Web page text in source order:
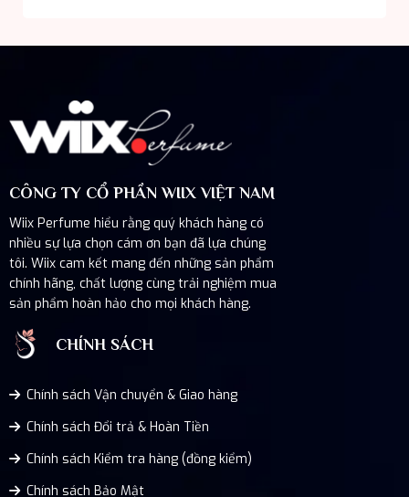
CÔNG TY CỔ PHẦN WIIX VIỆT NAM
Wiix Perfume hiểu rằng quý khách hàng có
nhiều sự lựa chọn cám ơn bạn đã lựa chúng
tôi. Wiix cam kết mang đến những sản phẩm
chính hãng, chất lượng cùng trải nghiệm mua
sản phẩm hoàn hảo cho mọi khách hàng.
CHÍNH SÁCH
Chính sách Vận chuyển & Giao hàng
Chính sách Đổi trả & Hoàn Tiền
Chính sách Kiểm tra hàng (đồng kiểm)
Chính sách Bảo Mật